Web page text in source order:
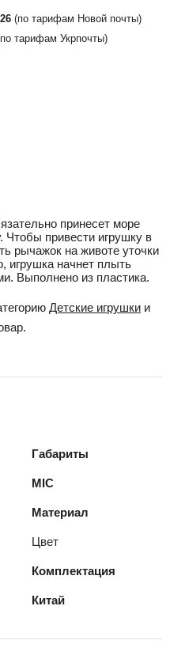
(по тарифам Новой почты)
тарифам Укрпочты)
принесет море
Чтобы привести игрушку в
рычажок на животе уточки
игрушка начнет плыть
Выполнено из пластика.
Детские игрушки и
Габариты
MIC
Материал
Цвет
Комплектация
Китай